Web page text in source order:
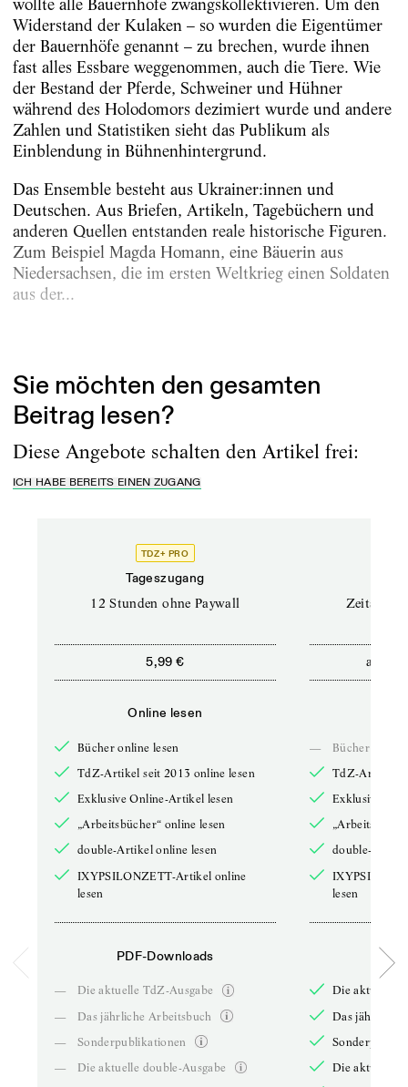
wollte alle Bauernhöfe zwangskollektivieren. Um den
Widerstand der Kulaken – so wurden die Eigentümer
der Bauernhöfe genannt – zu brechen, wurde ihnen
fast alles Essbare weggenommen, auch die Tiere. Wie
der Bestand der Pferde, Schweiner und Hühner
während des Holodomors dezimiert wurde und andere
Zahlen und Statistiken sieht das Publikum als
Einblendung in Bühnenhintergrund.
Das Ensemble besteht aus Ukrainer:innen und
Deutschen. Aus Briefen, Artikeln, Tagebüchern und
anderen Quellen entstanden reale historische Figuren.
Zum Beispiel Magda Homann, eine Bäuerin aus
Niedersachsen, die im ersten Weltkrieg einen Soldaten
aus der...
Sie möchten den gesamten
Beitrag lesen?
Diese Angebote schalten den Artikel frei:
ICH HABE BEREITS EINEN ZUGANG
TDZ+ PRO
Tageszugang
12 Stunden ohne Paywall
5,99 €
Online lesen
Bücher online lesen
TdZ-Artikel seit 2013 online lesen
Exklusive Online-Artikel lesen
„Arbeitsbücher“ online lesen
double-Artikel online lesen
IXYPSILONZETT-Artikel online
lesen
PDF-Downloads
—
Die aktuelle TdZ-Ausgabe
—
Das jährliche Arbeitsbuch
—
Sonderpublikationen
—
Die aktuelle double-Ausgabe
ab
—
Bücher online
TdZ-Artikel
Exklusive
double-
lesen
Die aktuelle
Das jährliche
Die aktuelle